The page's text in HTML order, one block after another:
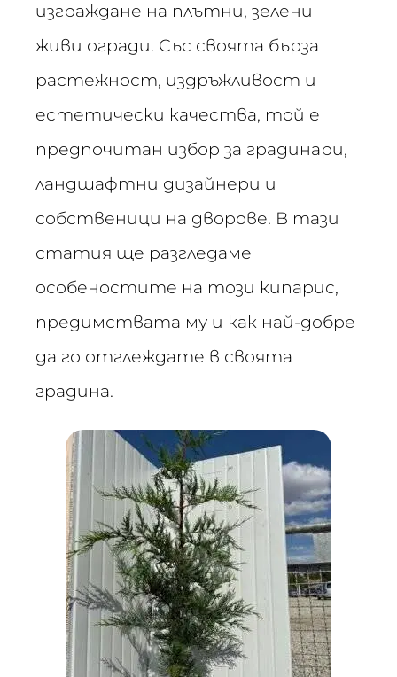
изграждане на плътни, зелени
живи огради. Със своята бърза
растежност, издръжливост и
естетически качества, той е
предпочитан избор за градинари,
ландшафтни дизайнери и
собственици на дворове. В тази
статия ще разгледаме
особеностите на този кипарис,
предимствата му и как най-добре
да го отглеждате в своята
градина.